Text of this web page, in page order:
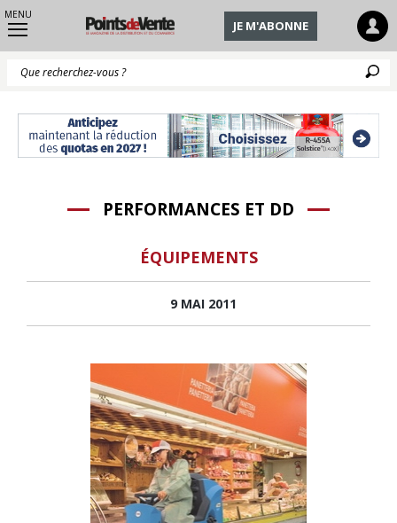
MENU
JE M'ABONNE
PERFORMANCES ET DD
ÉQUIPEMENTS
9 MAI 2011